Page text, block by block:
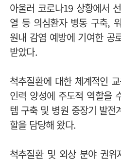
아울러 코로나19 상황에서
열 등 의심환자 병동 구축,
원내 감염 예방에 기여한 공
받았다.
척추질환에 대한 체계적인
인력 양성에 주도적 역할을
템 구축 및 병원 중장기 발전
할을 담당해 왔다.
척추질환 및 외상 분야 권위